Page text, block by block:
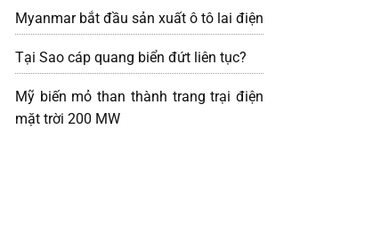
Myanmar bắt đầu sản xuất ô tô lai điện
Tại Sao cáp quang biển đứt liên tục?
Mỹ biến mỏ than thành trang trại điện
mặt trời 200 MW